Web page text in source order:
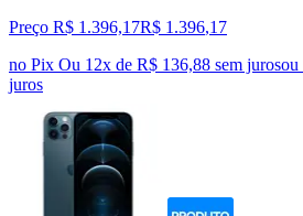
Preço R$ 1.396,17R$ 1.396,17
no Pix Ou 12x de R$ 136,88 sem jurosou
juros